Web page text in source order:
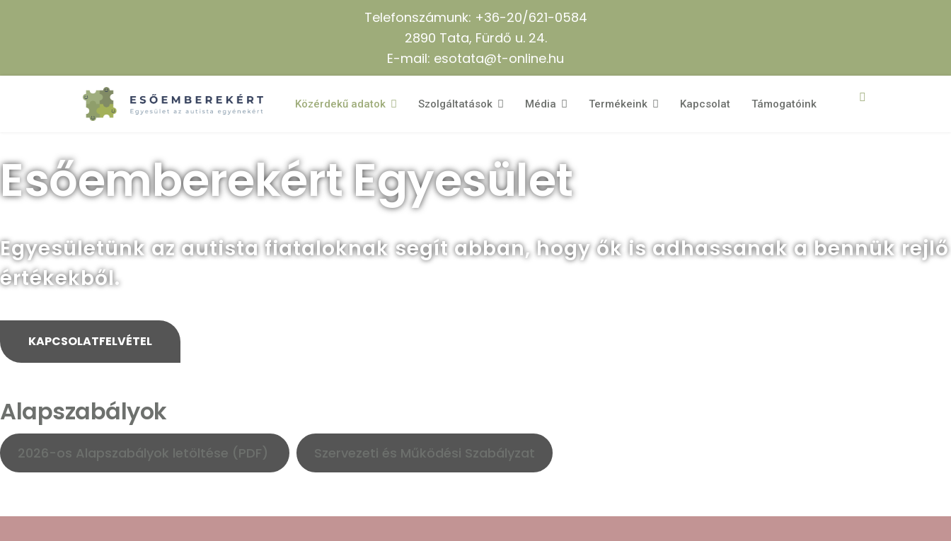
Telefonszámunk: +36-20/621-0584
2890 Tata, Fürdő u. 24.
E-mail: esotata@t-online.hu
Közérdekű adatok Szolgáltatások Média Termékeink Kapcsolat Támogatóink
Esőemberekért Egyesület
Egyesületünk az autista fiataloknak segít abban, hogy ők is adhassanak a bennük rejlő
értékekből.
KAPCSOLATFELVÉTEL
Alapszabályok
2026-os Alapszabályok letöltése (PDF) Szervezeti és Működési Szabályzat